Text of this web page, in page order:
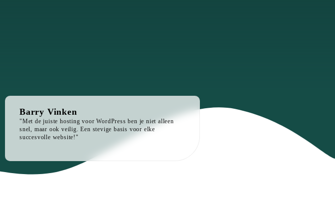
Barry Vinken
"Met de juiste hosting voor WordPress ben je niet alleen
snel, maar ook veilig. Een stevige basis voor elke
succesvolle website!"